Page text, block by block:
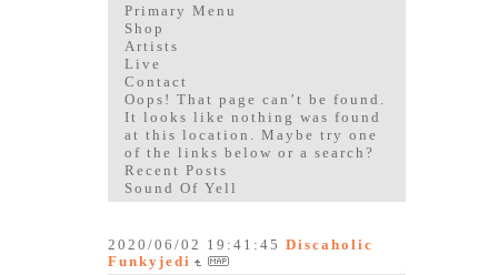
Primary Menu
Shop
Artists
Live
Contact
Oops! That page can’t be found.
It looks like nothing was found
at this location. Maybe try one
of the links below or a search?
Recent Posts
Sound Of Yell
2020/06/02 19:41:45 Discaholic
Funkyjedi